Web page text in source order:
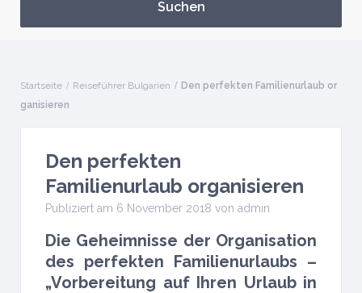
Startseite Reiseführer Bulgarien
Den perfekten Familienurlaub or
ganisieren
Den perfekten
Familienurlaub organisieren
Publiziert am 6 November 2018 von admin
Die Geheimnisse der Organisation
des perfekten Familienurlaubs –
„Vorbereitung auf Ihren Urlaub in